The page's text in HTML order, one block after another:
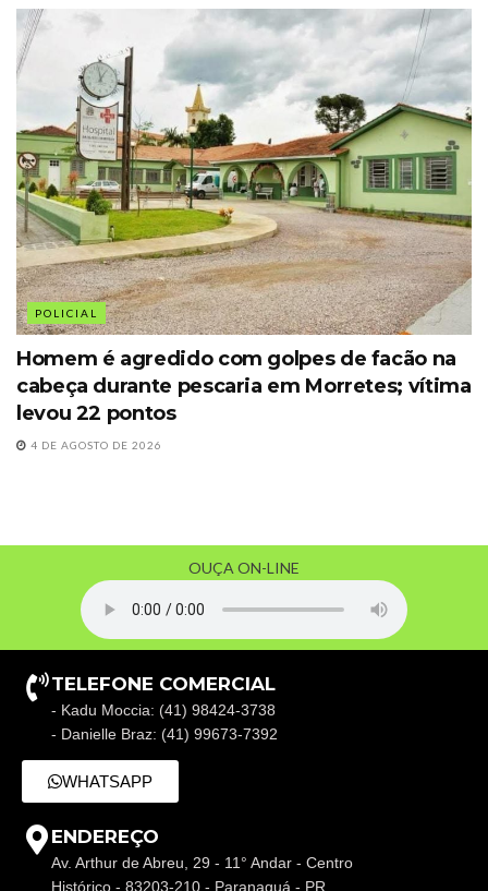
POLICIAL
Homem é agredido com golpes de facão na
cabeça durante pescaria em Morretes; vítima
levou 22 pontos
4 DE AGOSTO DE 2026
OUÇA ON-LINE
TELEFONE COMERCIAL
- Kadu Moccia: (41) 98424-3738
- Danielle Braz: (41) 99673-7392
WHATSAPP
ENDEREÇO
Av. Arthur de Abreu, 29 - 11° Andar - Centro
Histórico - 83203-210 - Paranaguá - PR